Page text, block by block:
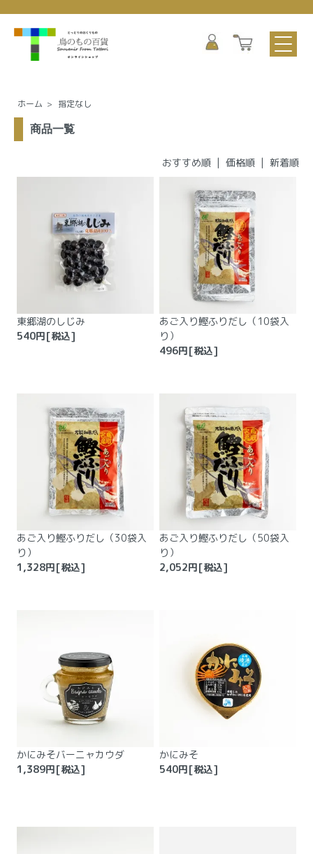
ホーム > 指定なし
商品一覧
おすすめ順 | 価格順 | 新着順
東郷湖のしじみ
540円[税込]
あご入り鰹ふりだし（10袋入
り）
496円[税込]
あご入り鰹ふりだし（30袋入
り）
1,328円[税込]
あご入り鰹ふりだし（50袋入
り）
2,052円[税込]
かにみそバーニャカウダ
1,389円[税込]
かにみそ
540円[税込]